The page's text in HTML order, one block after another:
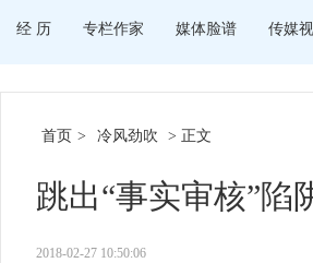
经 历 专栏作家 媒体脸谱 传媒
首页 > 冷风劲吹 > 正文
跳出“事实审核”陷
2018-02-27 10:50:06